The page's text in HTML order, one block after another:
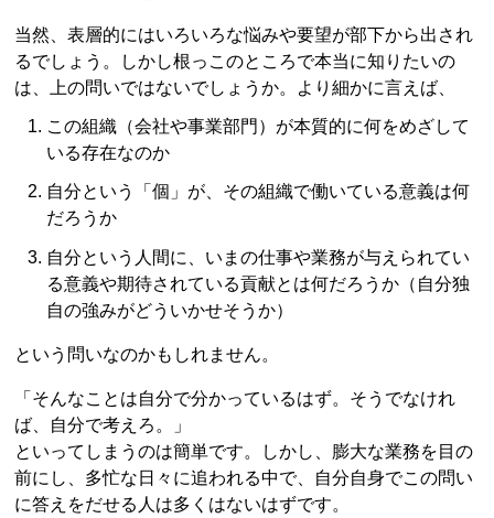
当然、表層的にはいろいろな悩みや要望が部下から出され
るでしょう。しかし根っこのところで本当に知りたいの
は、上の問いではないでしょうか。より細かに言えば、
この組織（会社や事業部門）が本質的に何をめざして
いる存在なのか
自分という「個」が、その組織で働いている意義は何
だろうか
自分という人間に、いまの仕事や業務が与えられてい
る意義や期待されている貢献とは何だろうか（自分独
自の強みがどういかせそうか）
という問いなのかもしれません。
「そんなことは自分で分かっているはず。そうでなけれ
ば、自分で考えろ。」
といってしまうのは簡単です。しかし、膨大な業務を目の
前にし、多忙な日々に追われる中で、自分自身でこの問い
に答えをだせる人は多くはないはずです。